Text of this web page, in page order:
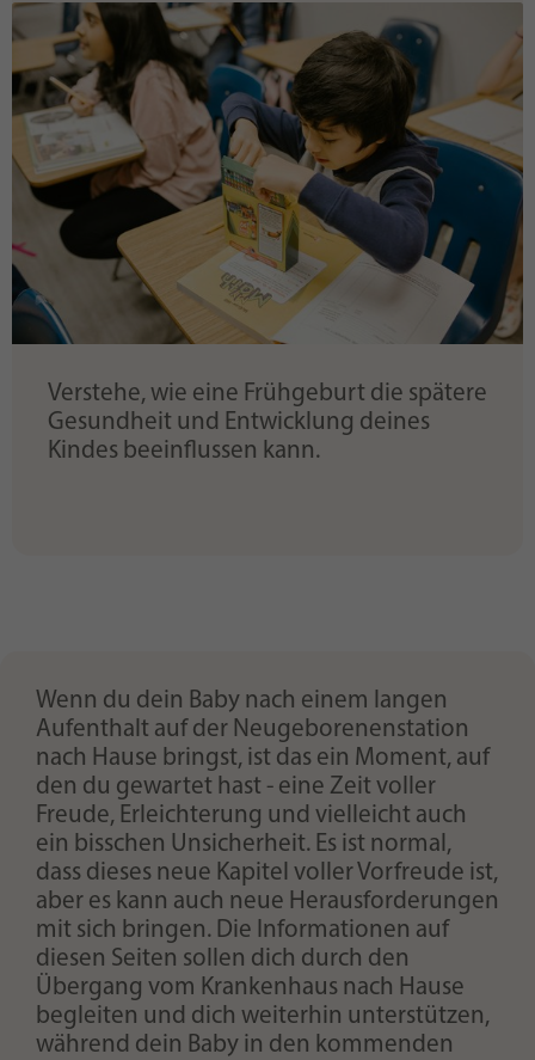
Verstehe, wie eine Frühgeburt die spätere
Gesundheit und Entwicklung deines
Kindes beeinflussen kann.
Wenn du dein Baby nach einem langen
Aufenthalt auf der Neugeborenenstation
nach Hause bringst, ist das ein Moment, auf
den du gewartet hast - eine Zeit voller
Freude, Erleichterung und vielleicht auch
ein bisschen Unsicherheit. Es ist normal,
dass dieses neue Kapitel voller Vorfreude ist,
aber es kann auch neue Herausforderungen
mit sich bringen. Die Informationen auf
diesen Seiten sollen dich durch den
Übergang vom Krankenhaus nach Hause
begleiten und dich weiterhin unterstützen,
während dein Baby in den kommenden